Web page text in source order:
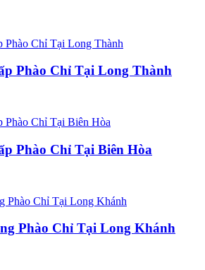
Phào Chỉ Tại Long Thành
Phào Chỉ Tại Biên Hòa
Phào Chỉ Tại Long Khánh